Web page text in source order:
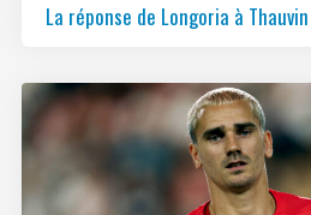
La réponse de Longoria à Thauvin